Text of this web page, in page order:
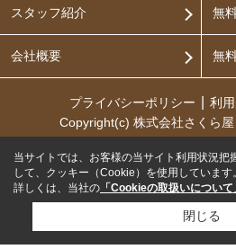
スタッフ紹介
会社概要
無
無
プライバシーポリシー 利
Copyright(c) 株式会社さくら
当サイトでは、お客様の当サイト利用状況把
して、クッキー（Cookie）を使用しています。
詳しくは、当社の 「Cookieの取扱いについて
閉じる